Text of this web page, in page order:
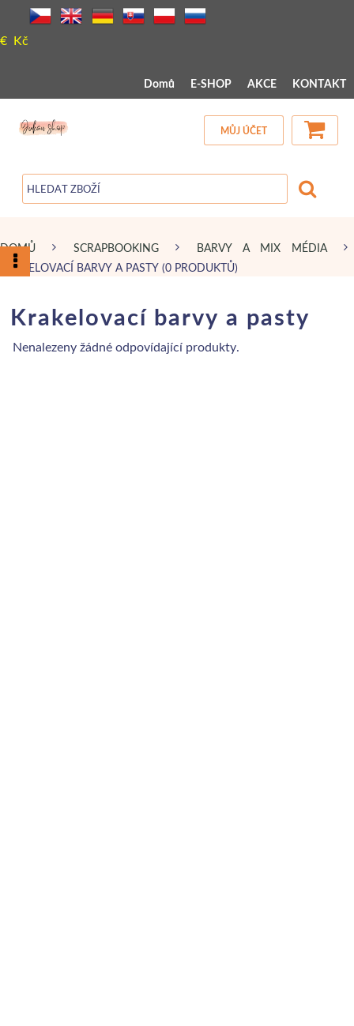
€ Kč
Domů E-SHOP AKCE KONTAKT
MŮJ ÚČET
DOMŮ SCRAPBOOKING
BARVY A MIX MÉDIA
KRAKELOVACÍ BARVY A PASTY (0 PRODUKTŮ)
Krakelovací barvy a pasty
Nenalezeny žádné odpovídající produkty.